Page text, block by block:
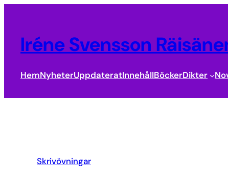
innehåll
Iréne Svensson
HemNyheterUppdateratInnehållBöckerDikter
Skrivövningar